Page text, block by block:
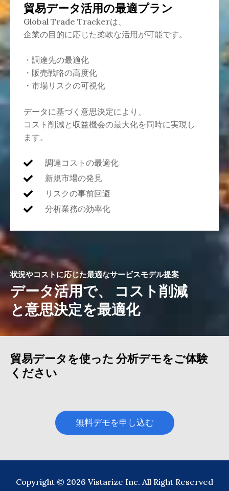
貿易データ活用の最適プラン
Global Trade Trackerは、
企業の目的に応じた柔軟な活用が可能です。
・調達先の最適化
・販売戦略の高度化
・市場リスクの可視化
データに基づく意思決定により、
コスト削減と収益機会の最大化を同時に実現し
ます。
調達コストの最適化
新規市場の発見
リスクの事前回避
分析業務の効率化
状況やコストに応じた最適なサービスモデル提案
データ活用で、 コスト削減
と意思決定を最適化
貿易データを使った 分析デモをご体験
ください
無料デモを申し込む
Copyright © 2026 Vistarize Inc. All Right Reserved